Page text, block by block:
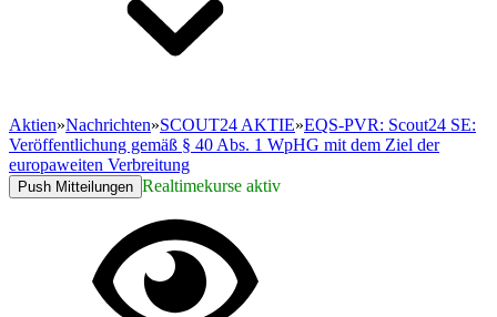
Aktien»Nachrichten»SCOUT24 AKTIE»EQS-PVR: Scout24 SE:
Veröffentlichung gemäß § 40 Abs. 1 WpHG mit dem Ziel der
europaweiten Verbreitung
Push Mitteilungen Realtimekurse aktiv